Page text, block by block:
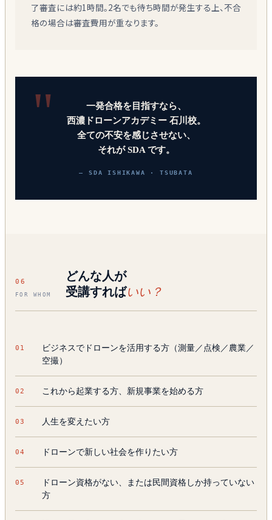
了審査には約1時間。2名でも待ち時間が発生する上、不合
格の場合は審査費用が重なります。
一発合格を目指すなら、
西濃ドローンアカデミー 石川校。
全ての不安を感じさせない、
それが SDA です。
— SDA ISHIKAWA · TSUBATA
06
FOR WHOM
どんな人が
受講すればいい？
ビジネスでドローンを活用する方（測量／点検／農業／
空撮）
これから起業する方、新規事業を始める方
人生を変えたい方
ドローンで新しい社会を作りたい方
ドローン資格がない、または民間資格しか持っていない
方